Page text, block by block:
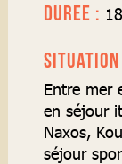
DUREE :
Entre mer
en séjour
Naxos,
séjour